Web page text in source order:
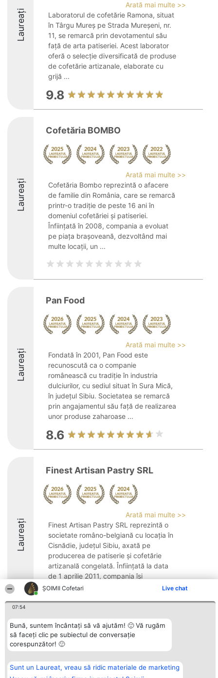
ȘOIMII Cofetari Live chat
07:54
Bună, suntem încântați să vă ajutăm! 🙂 Vă rugăm
să faceți clic pe subiectul de conversație
corespunzător! 🙂
Sunt un Laureat, vreau să ridic materiale de marketing
Laureați
Arată mai multe >>
Laboratorul de cofetărie Ramona, situat
în Târgu Mureș pe Strada Mureșeni, nr.
11, se remarcă prin devotamentul său
față de arta patiseriei. Acest laborator
oferă o selecție diversificată de produse
de cofetărie artizanale, elaborate cu
grijă ...
9.8
Laureați
Cofetăria BOMBO
Arată mai multe >>
Cofetăria Bombo reprezintă o afacere
de familie din România, care se remarcă
printr-o tradiție de peste 16 ani în
domeniul cofetăriei și patiseriei.
Înființată în 2008, compania a evoluat
pe piața brașoveană, dezvoltând mai
multe locații, un ...
Laureați
Pan Food
Arată mai multe >>
Fondată în 2001, Pan Food este
recunoscută ca o companie
românească cu tradiție în industria
dulciurilor, cu sediul situat în Sura Mică,
în județul Sibiu. Societatea se remarcă
prin angajamentul său față de realizarea
unor produse zaharoase ...
8.6
Laureați
Finest Artisan Pastry SRL
Arată mai multe >>
Finest Artisan Pastry SRL reprezintă o
societate româno-belgiană cu locația în
Cisnădie, județul Sibiu, axată pe
producerea de patiserie și cofetărie
artizanală congelată. Înființată la data
de 1 aprilie 2011, compania își
desfășoară activitatea ...
8.4
Organizator Ranking
BRIGHT SOLUTIONS BR SRL
Aleea Timisul De Sus 2 Bl. A30
Sc. A Et. 4 Ap. 13 Cod 061952
București
Plebiscyt
Lista Tuturor
Laureaților
Reguli